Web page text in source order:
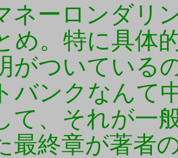
ネーロンダリ
め。特に具体
がついている
バンクなんて
て、それが一
最終章が著者